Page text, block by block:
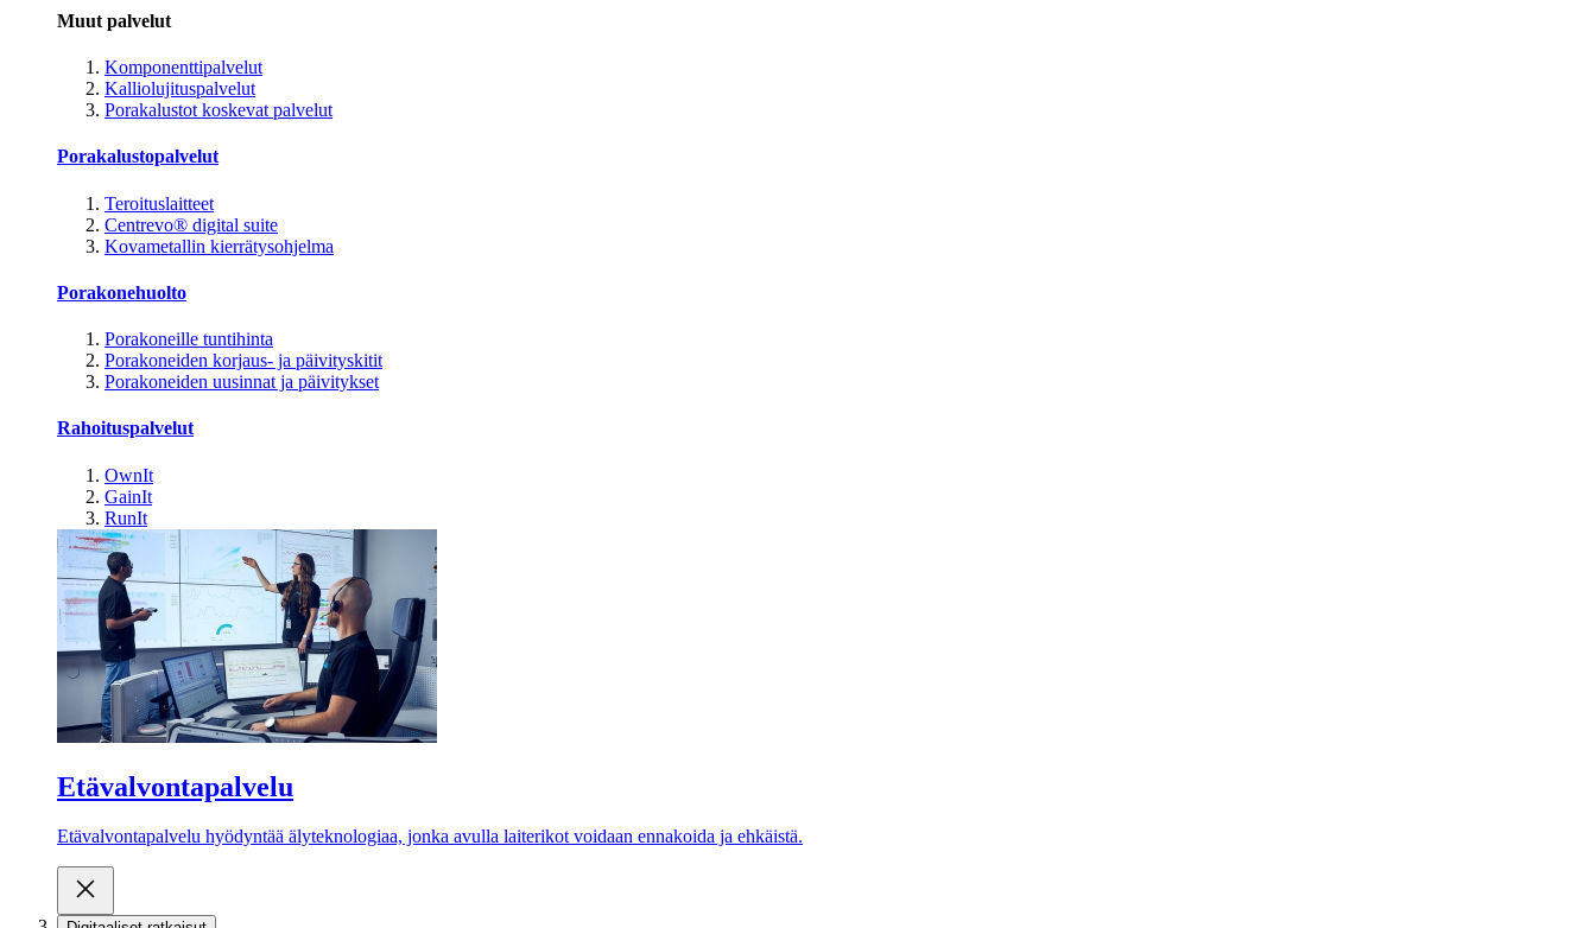
Muut palvelut
Komponenttipalvelut
Kalliolujituspalvelut
Porakalustot koskevat palvelut
Porakalustopalvelut
Teroituslaitteet
Centrevo® digital suite
Kovametallin kierrätysohjelma
Porakonehuolto
Porakoneille tuntihinta
Porakoneiden korjaus- ja päivityskitit
Porakoneiden uusinnat ja päivitykset
Rahoituspalvelut
OwnIt
GainIt
RunIt
Etävalvontapalvelu
Etävalvontapalvelu hyödyntää älyteknologiaa, jonka avulla laiterikot voidaan ennakoida ja ehkäistä.